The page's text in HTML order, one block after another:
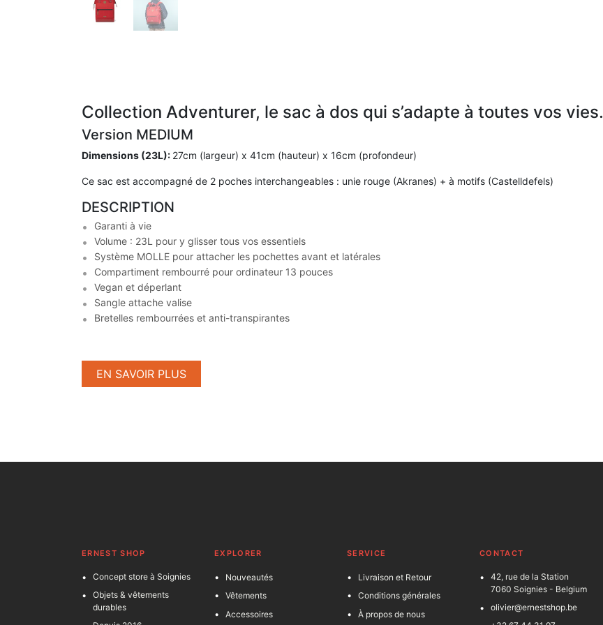
Collection Adventurer, le sac à dos qui s’adapte à toutes vos vies.
Version MEDIUM
Dimensions (23L): 27cm (largeur) x 41cm (hauteur) x 16cm (profondeur)
Ce sac est accompagné de 2 poches interchangeables : unie rouge (Akranes) + à motifs (Castelldefels)
DESCRIPTION
Garanti à vie
Volume : 23L pour y glisser tous vos essentiels
Système MOLLE pour attacher les pochettes avant et latérales
Compartiment rembourré pour ordinateur 13 pouces
Vegan et déperlant
Sangle attache valise
Bretelles rembourrées et anti-transpirantes
EN SAVOIR PLUS
ERNEST SHOP
Concept store à Soignies
Objets & vêtements
durables
EXPLORER
Nouveautés
Vêtements
Accessoires
SERVICE
Livraison et Retour
Conditions générales
À propos de nous
CONTACT
42, rue de la Station
7060 Soignies - Belgium
olivier@ernestshop.be